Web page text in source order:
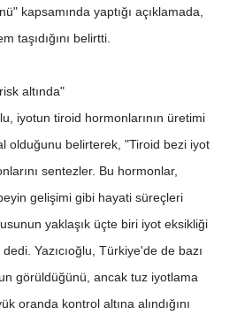
kapsamında yaptığı açıklamada,
taşıdığını belirtti.
altında"
iyotun tiroid hormonlarının üretimi
olduğunu belirterek, "Tiroid bezi iyot
sentezler. Bu hormonlar,
gelişimi gibi hayati süreçleri
yaklaşık üçte biri iyot eksikliği
Yazıcıoğlu, Türkiye'de de bazı
görüldüğünü, ancak tuz iyotlama
oranda kontrol altına alındığını